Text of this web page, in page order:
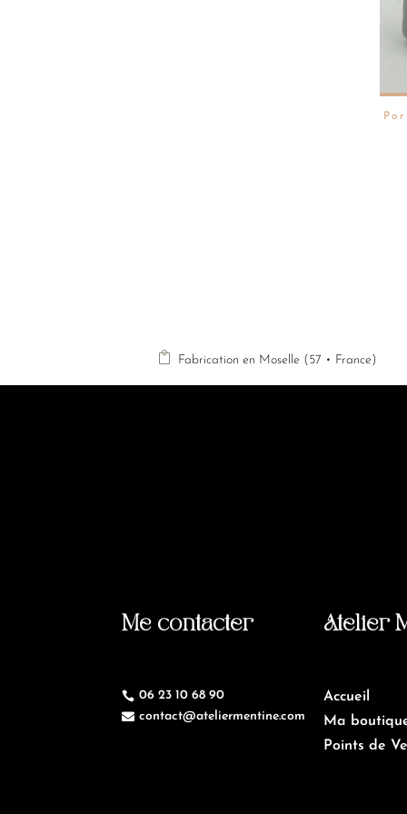
 Fabrication en Moselle (57 • France)
Me contacter
 06 23 10 68 90
 contact@ateliermentine.com
Atelier
Accueil
Ma
Points de